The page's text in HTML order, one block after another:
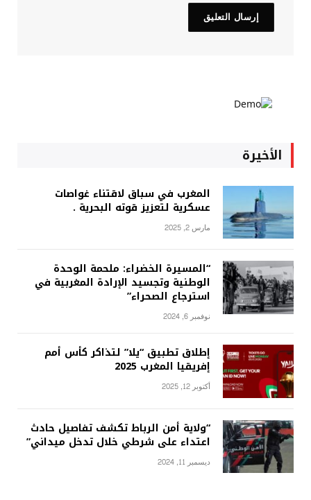
الأخيرة
المغرب في سباق لاقتناء غواصات
عسكرية لتعزيز قوته البحرية .
مارس 2, 2025
“المسيرة الخضراء: ملحمة الوحدة
الوطنية وتجسيد الإرادة المغربية في
استرجاع الصحراء”
نوفمبر 6, 2024
إطلاق تطبيق “يلا” لتذاكر كأس أمم
إفريقيا المغرب 2025
أكتوبر 12, 2025
“ولاية أمن الرباط تكشف تفاصيل حادث
اعتداء على شرطي خلال تدخل ميداني”
ديسمبر 11, 2024